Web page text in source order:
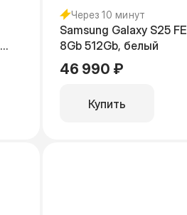
Через 10 минут
Samsung Galaxy S25 FE
8Gb 512Gb, белый
46 990 ₽
Купить